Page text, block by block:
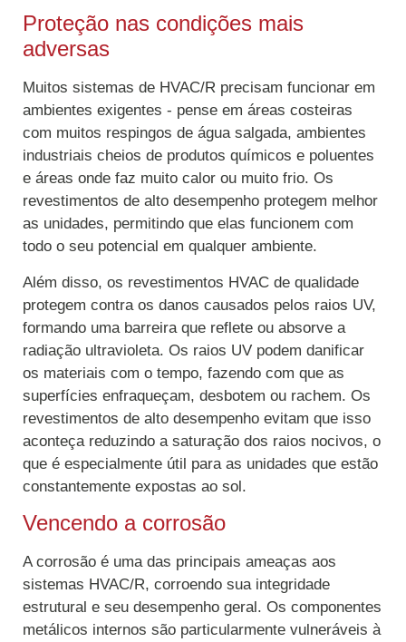
Proteção nas condições mais
adversas
Muitos sistemas de HVAC/R precisam funcionar em
ambientes exigentes - pense em áreas costeiras
com muitos respingos de água salgada, ambientes
industriais cheios de produtos químicos e poluentes
e áreas onde faz muito calor ou muito frio. Os
revestimentos de alto desempenho protegem melhor
as unidades, permitindo que elas funcionem com
todo o seu potencial em qualquer ambiente.
Além disso, os revestimentos HVAC de qualidade
protegem contra os danos causados pelos raios UV,
formando uma barreira que reflete ou absorve a
radiação ultravioleta. Os raios UV podem danificar
os materiais com o tempo, fazendo com que as
superfícies enfraqueçam, desbotem ou rachem. Os
revestimentos de alto desempenho evitam que isso
aconteça reduzindo a saturação dos raios nocivos, o
que é especialmente útil para as unidades que estão
constantemente expostas ao sol.
Vencendo a corrosão
A corrosão é uma das principais ameaças aos
sistemas HVAC/R, corroendo sua integridade
estrutural e seu desempenho geral. Os componentes
metálicos internos são particularmente vulneráveis à